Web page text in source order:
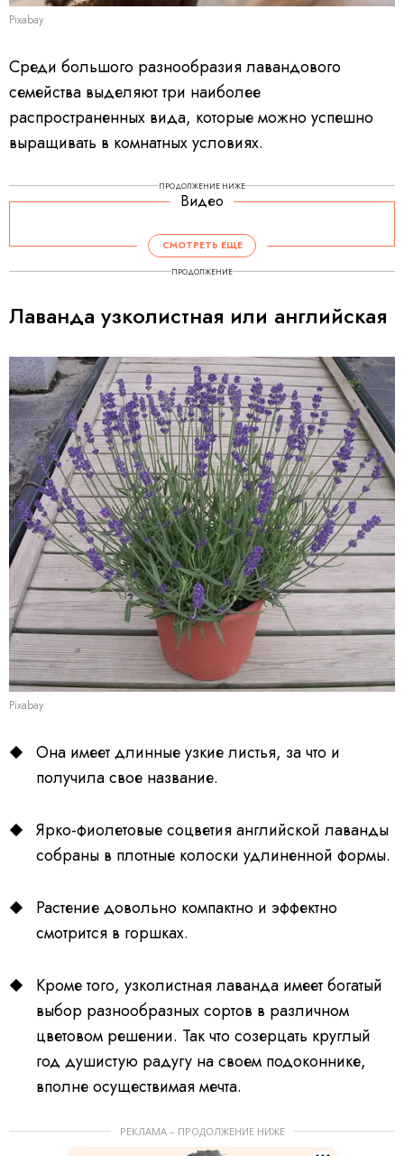
Pixabay
Среди большого разнообразия лавандового
семейства выделяют три наиболее
распространенных вида, которые можно успешно
выращивать в комнатных условиях.
ПРОДОЛЖЕНИЕ НИЖЕ
Видео
СМОТРЕТЬ ЕЩЕ
ПРОДОЛЖЕНИЕ
Лаванда узколистная или английская
Pixabay
Она имеет длинные узкие листья, за что и
получила свое название.
Ярко-фиолетовые соцветия английской лаванды
собраны в плотные колоски удлиненной формы.
Растение довольно компактно и эффектно
смотрится в горшках.
Кроме того, узколистная лаванда имеет богатый
выбор разнообразных сортов в различном
цветовом решении. Так что созерцать круглый
год душистую радугу на своем подоконнике,
вполне осуществимая мечта.
РЕКЛАМА – ПРОДОЛЖЕНИЕ НИЖЕ